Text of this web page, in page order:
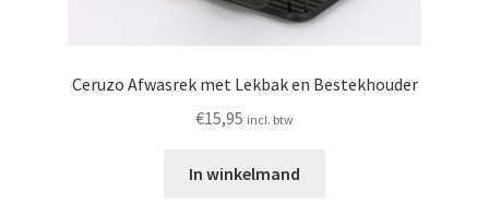
Ceruzo Afwasrek met Lekbak en Bestekhouder
€15,95 incl. btw
In winkelmand